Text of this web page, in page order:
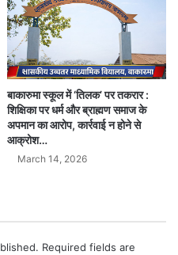
बाकारुमा स्कूल में ‘तिलक’ पर तकरार :
शिक्षिका पर धर्म और ब्राह्मण समाज के
अपमान का आरोप, कार्रवाई न होने से
आक्रोश…
March 14, 2026
Required fields are